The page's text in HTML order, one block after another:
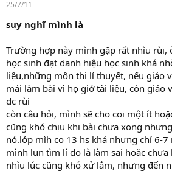
25/7/11
suy nghĩ mình là
Trường hợp này mình gặp rất nhìu rùi,
học sinh đạt danh hiệu học sinh khá
liệu,những môn thi lí thuyết, nếu giáo
mái làm bài vì họ giở tài liệu, còn giáo
dc rùi
còn câu hỏi, mình sẽ cho coi một ít
cũng khó chịu khi bài chưa xong
nó.lớp mìh co 13 hs khá nhưng chỉ 6-
mình lun tìm lí do là làm sai hoăc
nhìu lúc cũng khó xử lắm, nhưng đến